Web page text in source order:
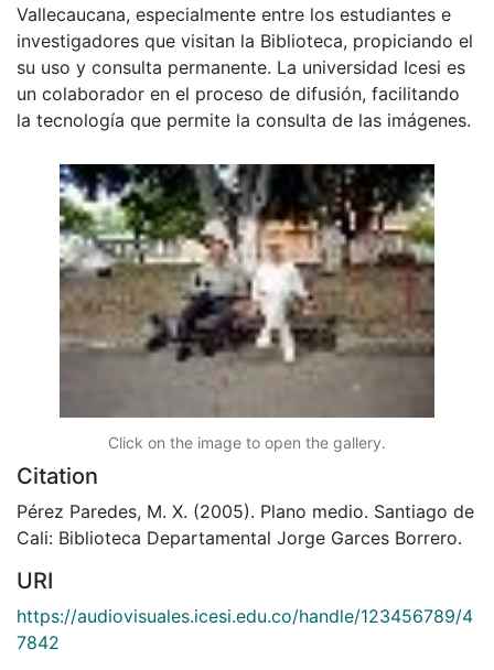
Vallecaucana, especialmente entre los estudiantes e
investigadores que visitan la Biblioteca, propiciando el
su uso y consulta permanente. La universidad Icesi es
un colaborador en el proceso de difusión, facilitando
la tecnología que permite la consulta de las imágenes.
Click on the image to open the gallery.
Citation
Pérez Paredes, M. X. (2005). Plano medio. Santiago de
Cali: Biblioteca Departamental Jorge Garces Borrero.
URI
https://audiovisuales.icesi.edu.co/handle/123456789/4
7842